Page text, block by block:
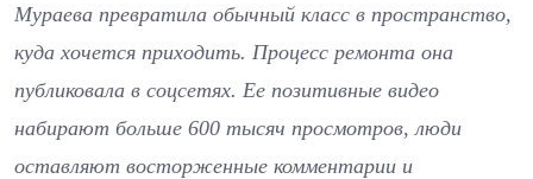
Мураева превратила обычный класс в пространство,
куда хочется приходить. Процесс ремонта она
публиковала в соцсетях. Ее позитивные видео
набирают больше 600 тысяч просмотров, люди
оставляют восторженные комментарии и